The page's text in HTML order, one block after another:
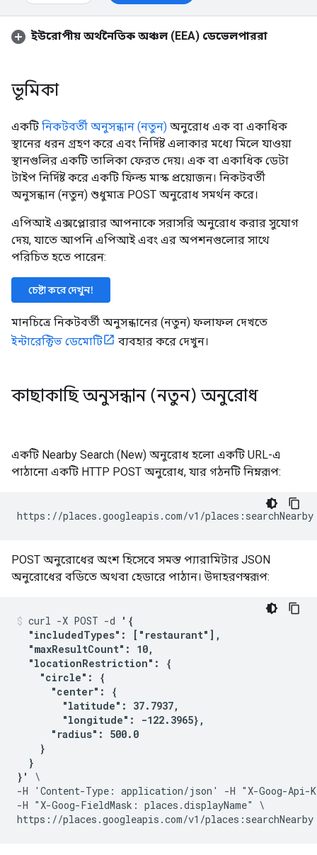
ইউরোপীয় অর্থনৈতিক অঞ্চল (EEA) ডেভেলপাররা
ভূমিকা
একটি নিকটবর্তী অনুসন্ধান (নতুন) অনুরোধ এক বা একাধিক
স্থানের ধরন গ্রহণ করে এবং নির্দিষ্ট এলাকার মধ্যে মিলে যাওয়া
স্থানগুলির একটি তালিকা ফেরত দেয়। এক বা একাধিক ডেটা
টাইপ নির্দিষ্ট করে একটি ফিল্ড মাস্ক প্রয়োজন। নিকটবর্তী
অনুসন্ধান (নতুন) শুধুমাত্র POST অনুরোধ সমর্থন করে।
এপিআই এক্সপ্লোরার আপনাকে সরাসরি অনুরোধ করার সুযোগ
দেয়, যাতে আপনি এপিআই এবং এর অপশনগুলোর সাথে
পরিচিত হতে পারেন:
চেষ্টা করে দেখুন!
মানচিত্রে নিকটবর্তী অনুসন্ধানের (নতুন) ফলাফল দেখতে
ইন্টারেক্টিভ ডেমোটি
ব্যবহার করে দেখুন।
কাছাকাছি অনুসন্ধান (নতুন) অনুরোধ
একটি Nearby Search (New) অনুরোধ হলো একটি URL-এ
পাঠানো একটি HTTP POST অনুরোধ, যার গঠনটি নিম্নরূপ:
https://places.googleapis.com/v1/places:searchNearby
POST অনুরোধের অংশ হিসেবে সমস্ত প্যারামিটার JSON
অনুরোধের বডিতে অথবা হেডারে পাঠান। উদাহরণস্বরূপ:
curl -X POST -d
'{
  "includedTypes": ["restaurant"],
  "maxResultCount": 10,
  "locationRestriction": {
    "circle": {
      "center": {
        "latitude": 37.7937,
        "longitude": -122.3965},
      "radius": 500.0
    }
  }
}'
\
-H 'Content-Type: application/json' -H "X-Goog-Api-
-H "X-Goog-FieldMask: places.displayName" \